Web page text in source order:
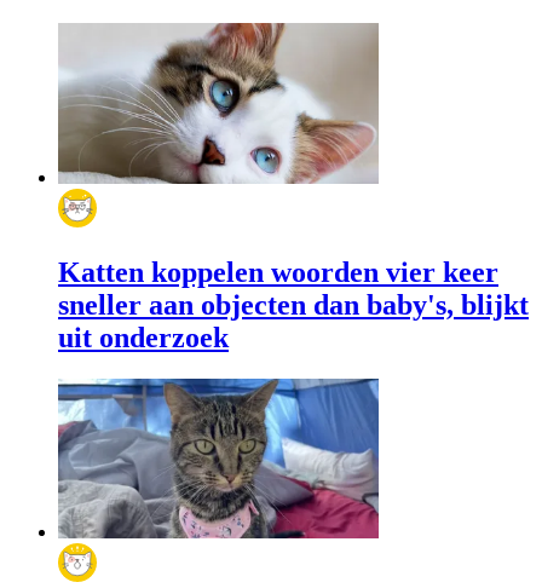
Katten koppelen woorden vier keer
sneller aan objecten dan baby's, blijkt
uit onderzoek